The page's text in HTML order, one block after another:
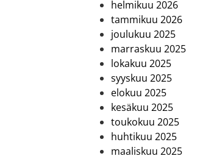
helmikuu 2026
tammikuu 2026
joulukuu 2025
marraskuu 2025
lokakuu 2025
syyskuu 2025
elokuu 2025
kesäkuu 2025
toukokuu 2025
huhtikuu 2025
maaliskuu 2025